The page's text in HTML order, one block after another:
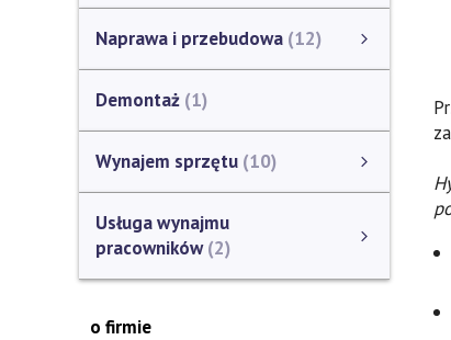
Naprawa i przebudowa 12
Demontaż 1
Wynajem sprzętu 10
Usługa wynajmu
pracowników 2
o firmie